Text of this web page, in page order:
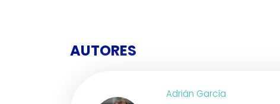
AUTORES
Adrián García